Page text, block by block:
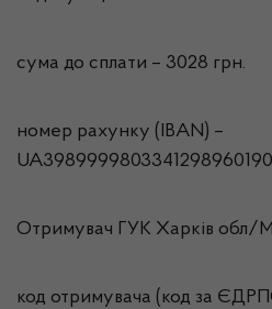
сума до сплати – 3028 грн.
номер рахунку (IBAN) –
Отримувач ГУК Харків обл/
код отримувача (код за